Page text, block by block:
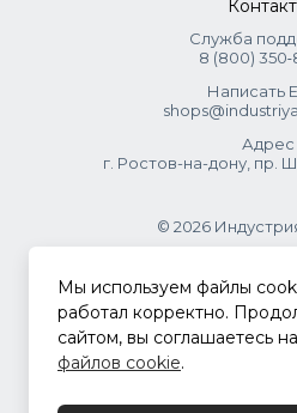
Служба
8 (800)
Написать
Адрес
г. Ростов-на-дону, пр.
© 2026
.
Политика
Мы используем файлы
работал корректно.
сайтом, вы соглашаетесь
файлов cookie.